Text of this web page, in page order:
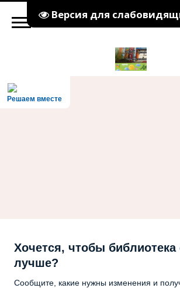
Версия для
Решаем вместе
Хочется, чтобы библиотека
лучше?
Сообщите, какие нужны изменения и